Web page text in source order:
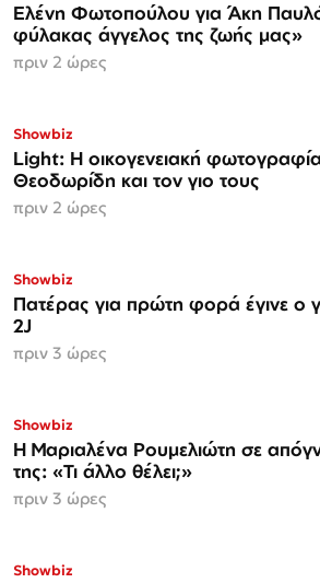
Ελένη Φωτοπούλου για Άκη
φύλακας άγγελος της ζωής μας»
πριν 2 ώρες
Showbiz
Light: Η οικογενειακή
Θεοδωρίδη και τον γιο τους
πριν 2 ώρες
Showbiz
Πατέρας για πρώτη φορά έγινε ο
2J
πριν 3 ώρες
Showbiz
H Μαριαλένα Ρουμελιώτη σε
της: «Τι άλλο θέλει;»
πριν 3 ώρες
Showbiz